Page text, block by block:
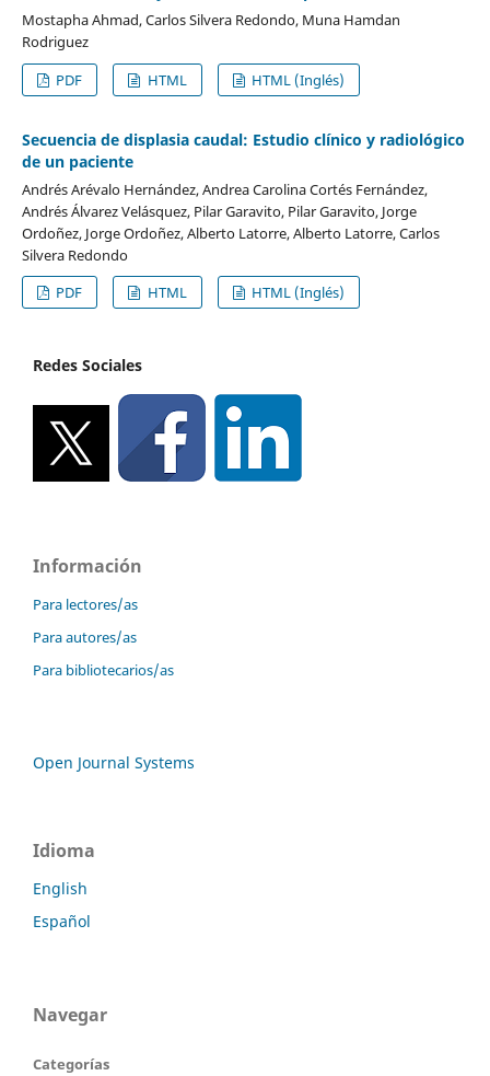
Mostapha Ahmad, Carlos Silvera Redondo, Muna Hamdan
Rodriguez
PDF
HTML HTML (Inglés)
Secuencia de displasia caudal: Estudio clínico y radiológico
de un paciente
Andrés Arévalo Hernández, Andrea Carolina Cortés Fernández,
Andrés Álvarez Velásquez, Pilar Garavito, Pilar Garavito, Jorge
Ordoñez, Jorge Ordoñez, Alberto Latorre, Alberto Latorre, Carlos
Silvera Redondo
PDF
HTML HTML (Inglés)
Redes Sociales
Información
Para lectores/as
Para autores/as
Para bibliotecarios/as
Open Journal Systems
Idioma
English
Español
Navegar
Categorías